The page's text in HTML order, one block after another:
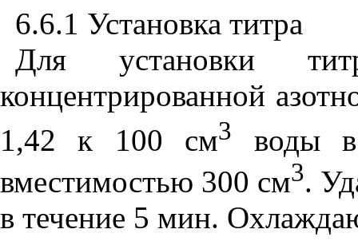
6.6.1 Установка титра
Для установки
концентрированной
1,42 к 100 см3
воды в
вместимостью 300 см3.
в течение 5 мин.